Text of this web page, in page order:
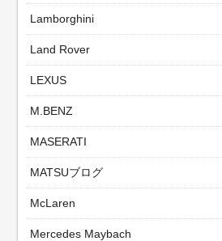
Lamborghini
Land Rover
LEXUS
M.BENZ
MASERATI
MATSUブログ
McLaren
Mercedes Maybach